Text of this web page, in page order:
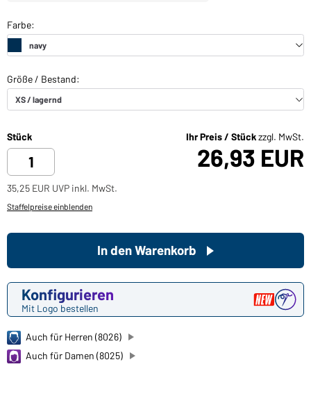
Stück Ihr Preis / Stückzzgl. MwSt.
26,93 EUR
35,25 EUR UVP inkl. MwSt.
Staffelpreise einblenden
Konfigurieren
Mit Logo bestellen
In den Warenkorb
Auch für Herren (8026)
Auch für Damen (8025)